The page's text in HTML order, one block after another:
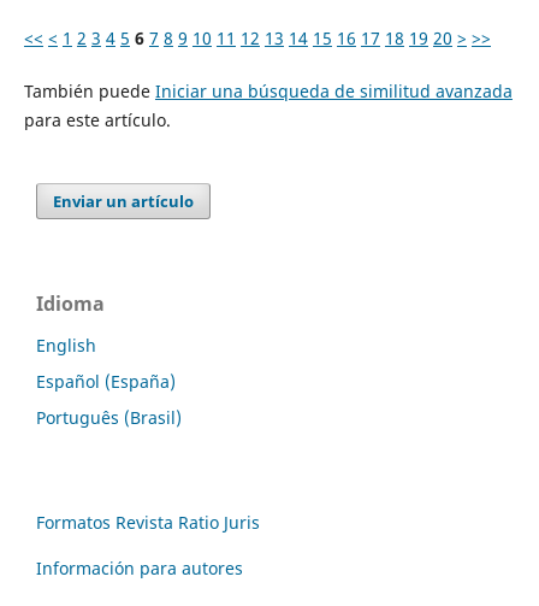
<< < 1 2 3 4 5 6 7 8 9 10 11 12 13 14 15 16 17 18 19 20 > >>
También puede Iniciar una búsqueda de similitud avanzada
para este artículo.
Enviar un artículo
Idioma
English
Español (España)
Português (Brasil)
Formatos Revista Ratio Juris
Información para autores